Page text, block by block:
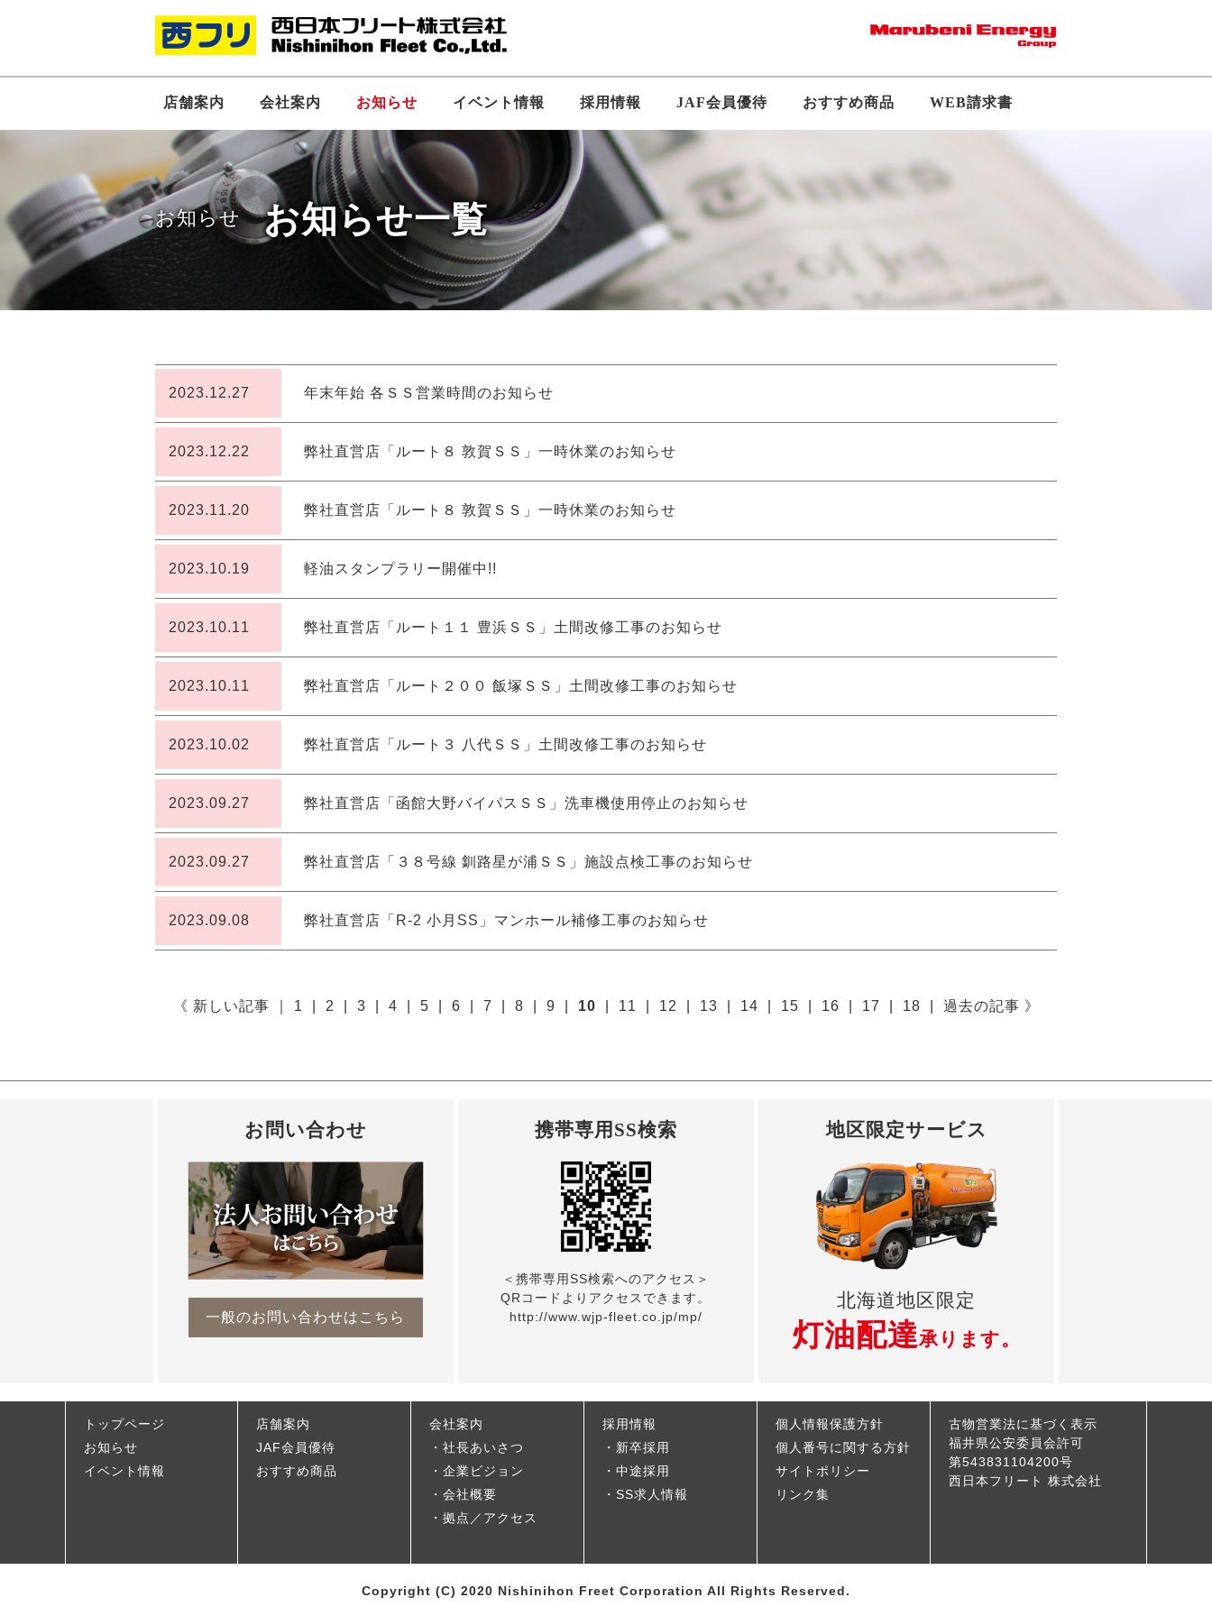
店舗案内 会社案内
社長あいさつ 企業ビジョン 会社概要 拠点・アクセス
お知らせ イベント情報 採用情報
新卒採用 中途採用 SS求人採用
JAF会員優待 おすすめ商品 WEB請求書
お知らせ お知らせ一覧
2023.12.27 年末年始 各ＳＳ営業時間のお知らせ
2023.12.22 弊社直営店「ルート８ 敦賀ＳＳ」一時休業のお知らせ
2023.11.20 弊社直営店「ルート８ 敦賀ＳＳ」一時休業のお知らせ
2023.10.19 軽油スタンプラリー開催中!!
2023.10.11 弊社直営店「ルート１１ 豊浜ＳＳ」土間改修工事のお知らせ
2023.10.11 弊社直営店「ルート２００ 飯塚ＳＳ」土間改修工事のお知らせ
2023.10.02 弊社直営店「ルート３ 八代ＳＳ」土間改修工事のお知らせ
2023.09.27 弊社直営店「函館大野バイパスＳＳ」洗車機使用停止のお知らせ
2023.09.27 弊社直営店「３８号線 釧路星が浦ＳＳ」施設点検工事のお知らせ
2023.09.08 弊社直営店「R-2 小月SS」マンホール補修工事のお知らせ
《 新しい記事 1 2 3 4 5 6 7 8 9 10 11 12 13 14 15 16 17 18 過去の記事 》
お問い合わせ
一般のお問い合わせはこちら
携帯専用SS検索
＜携帯専用SS検索へのアクセス＞
QRコードよりアクセスできます。
http://www.wjp-fleet.co.jp/mp/
地区限定サービス
北海道地区限定
灯油配達承ります。
トップページ
お知らせ
イベント情報
店舗案内
JAF会員優待
おすすめ商品
会社案内
社長あいさつ
企業ビジョン
会社概要
拠点／アクセス
採用情報
新卒採用
中途採用
SS求人情報
個人情報保護方針
個人番号に関する方針
サイトポリシー
リンク集
古物営業法に基づく表示
福井県公安委員会許可
第543831104200号
西日本フリート 株式会社
Copyright (C) 2020 Nishinihon Freet Corporation All Rights Reserved.